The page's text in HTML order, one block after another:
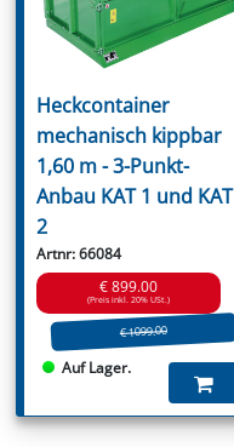
Heckcontainer
mechanisch kippbar
1,60 m - 3-Punkt-
Anbau KAT 1 und KAT
2
Artnr: 66084
€ 899.00
(Preis inkl. 20% USt.)
€ 1099.00
Auf Lager.